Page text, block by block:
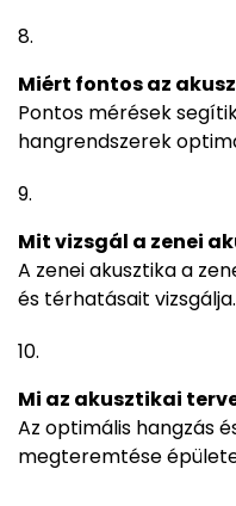
Miért fontos az
Pontos mérések
hangrendszerek
Mit vizsgál a zenei
A zenei akusztika a
és térhatásait vizsgálja.
Mi az akusztikai
Az optimális hangzás
megteremtése